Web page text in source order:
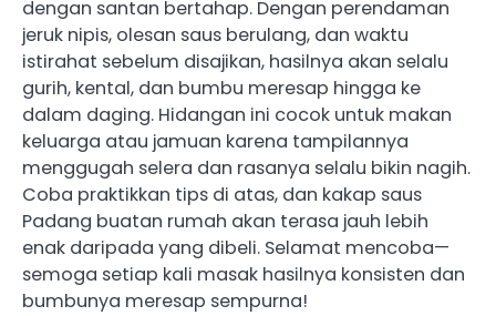
dengan santan bertahap. Dengan perendaman
jeruk nipis, olesan saus berulang, dan waktu
istirahat sebelum disajikan, hasilnya akan selalu
gurih, kental, dan bumbu meresap hingga ke
dalam daging. Hidangan ini cocok untuk makan
keluarga atau jamuan karena tampilannya
menggugah selera dan rasanya selalu bikin nagih.
Coba praktikkan tips di atas, dan kakap saus
Padang buatan rumah akan terasa jauh lebih
enak daripada yang dibeli. Selamat mencoba—
semoga setiap kali masak hasilnya konsisten dan
bumbunya meresap sempurna!